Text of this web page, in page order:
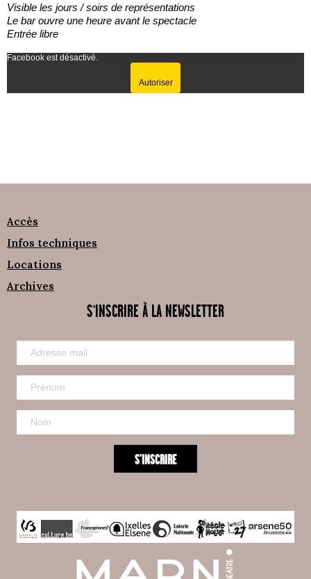
Visible les jours / soirs de représentations
Le bar ouvre une heure avant le spectacle
Entrée libre
Facebook est désactivé.
Autoriser
Accès
Infos techniques
Locations
Archives
S'INSCRIRE À LA NEWSLETTER